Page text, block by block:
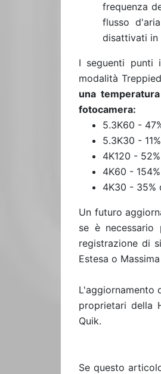
frequenza
flusso
disattivati in
I seguenti punti
modalità
una
fotocamera:
5.3K60 -
5.3K30 -
4K120 -
4K60 -
4K30 - 35%
Un futuro
se è
registrazione di
Estesa o
L'aggiornamento
proprietari della
Quik.
Se questo